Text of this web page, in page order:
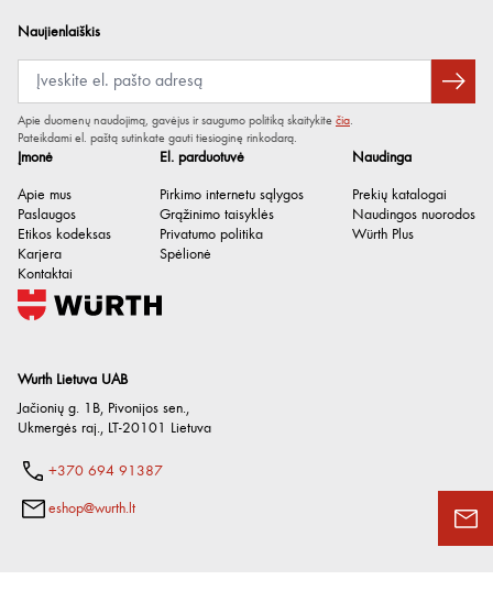
Wurth Lietuva UAB
Jačionių g. 1B, Pivonijos sen.,
Ukmergės raj., LT-20101 Lietuva
+370 694 91387
eshop@wurth.lt
Įmonė
Apie mus
Paslaugos
Etikos kodeksas
Karjera
Kontaktai
El. parduotuvė
Pirkimo internetu sąlygos
Grąžinimo taisyklės
Privatumo politika
Spėlionė
Naudinga
Prekių katalogai
Naudingos nuorodos
Würth Plus
Naujienlaiškis
Apie duomenų naudojimą, gavėjus ir saugumo politiką skaitykite čia.
Pateikdami el. paštą sutinkate gauti tiesioginę rinkodarą.